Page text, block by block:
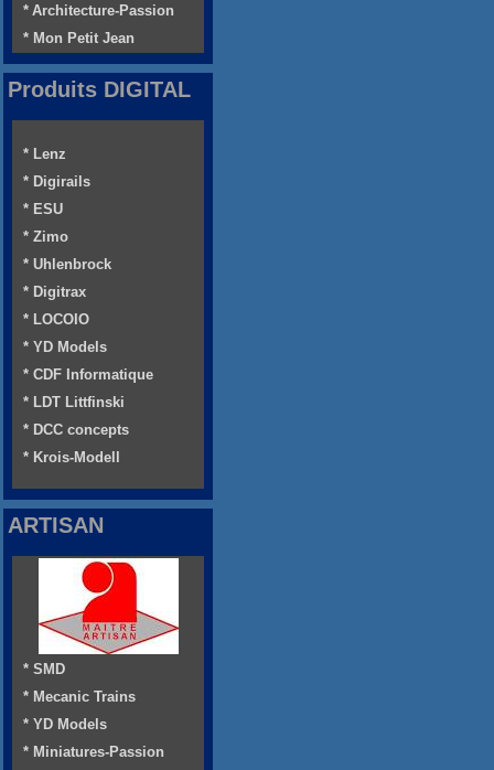
* Architecture-Passion
* Mon Petit Jean
Produits DIGITAL
* Lenz
* Digirails
* ESU
* Zimo
* Uhlenbrock
* Digitrax
* LOCOIO
* YD Models
* CDF Informatique
* LDT Littfinski
* DCC concepts
* Krois-Modell
ARTISAN
* SMD
* Mecanic Trains
* YD Models
* Miniatures-Passion